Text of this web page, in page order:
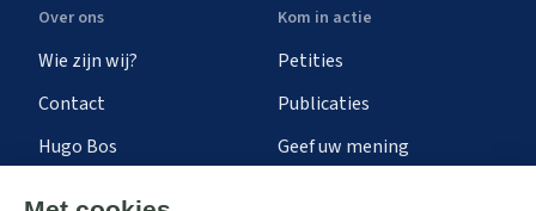
Over ons
Wie zijn wij?
Contact
Hugo Bos
Kom in actie
Petities
Publicaties
Geef uw mening